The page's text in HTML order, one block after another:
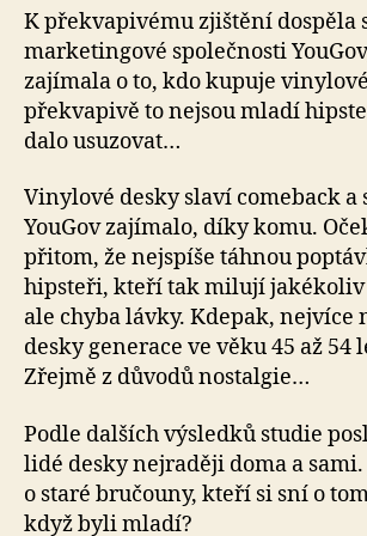
K překvapivému zjištění dospěla
marketingové společnosti
zajímala o to, kdo kupuje
překvapivě to nejsou mladí
dalo usuzovat…
Vinylové desky slaví comeback a
YouGov zajímalo, díky komu.
přitom, že nejspíše táhnou
hipsteři, kteří tak milují jakékoliv
ale chyba lávky. Kdepak, nejvíce
desky generace ve věku 45 až 54
Zřejmě z důvodů nostalgie…
Podle dalších výsledků studie
lidé desky nejraději doma a sami.
o staré bručouny, kteří si sní o
když byli mladí?